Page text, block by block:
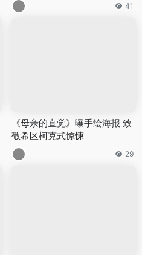
41
《母亲的直觉》曝手绘海报 致
敬希区柯克式惊悚
29